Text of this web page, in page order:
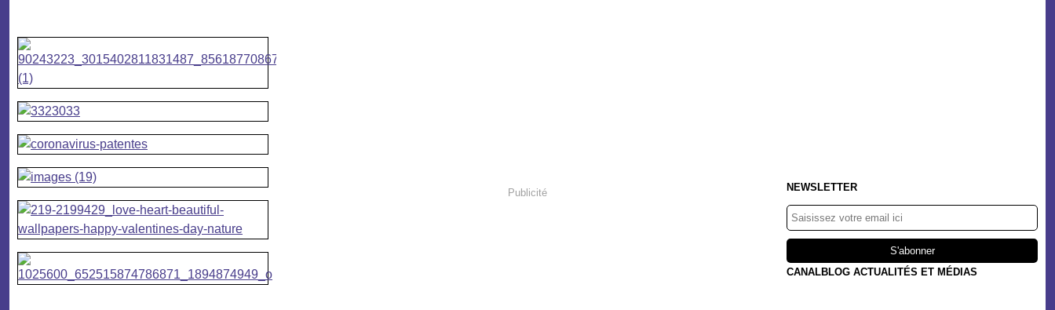
Publicité NEWSLETTER
CANALBLOG ACTUALITÉS ET MÉDIAS